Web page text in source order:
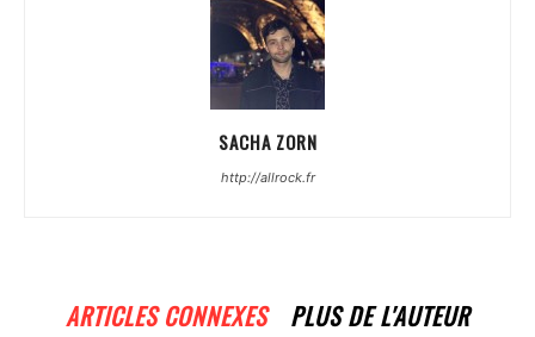
SACHA ZORN
http://allrock.fr
ARTICLES CONNEXES PLUS DE L'AUTEUR